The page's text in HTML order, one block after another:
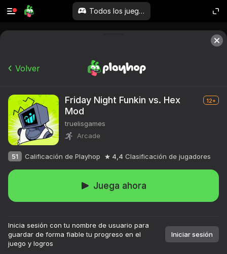
Todos los juegos
Volver
Friday Night Funkin vs. Hex
Mod
12+
truelisgames
Arcade
51 Calificación de Playhop 4,4 Clasificación de jugadores
Juega ahora
Inicia sesión con tu nombre de usuario para
guardar de forma fiable tu progreso en el
juego y logros
Iniciar sesión